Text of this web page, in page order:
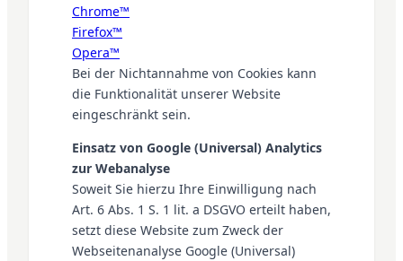
Chrome™
Firefox™
Opera™
Bei der Nichtannahme von Cookies kann
die Funktionalität unserer Website
eingeschränkt sein.
Einsatz von Google (Universal) Analytics
zur Webanalyse
Soweit Sie hierzu Ihre Einwilligung nach
Art. 6 Abs. 1 S. 1 lit. a DSGVO erteilt haben,
setzt diese Website zum Zweck der
Webseitenanalyse Google (Universal)